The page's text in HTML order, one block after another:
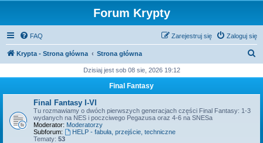
Forum Krypty
FAQ Zaloguj się
Zarejestruj się
Krypta - Strona główna Strona główna
k
Dzisiaj jest sob 08 sie, 2026 19:12
Final Fantasy
Final Fantasy I-VI
Tu rozmawiamy o dwóch pierwszych generacjach części Final Fantasy: 1-3
wydanych na NES i poczciwego Pegazusa oraz 4-6 na SNESa
Moderator: Moderatorzy
Subforum:
HELP - fabuła, przejście, techniczne
Tematy: 53